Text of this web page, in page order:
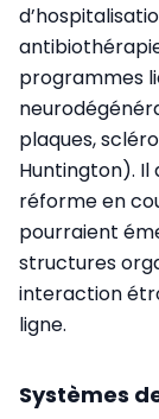
programmes
plaques,
Huntington).
réforme en
pourraient
structures
interaction
ligne.
Systèmes